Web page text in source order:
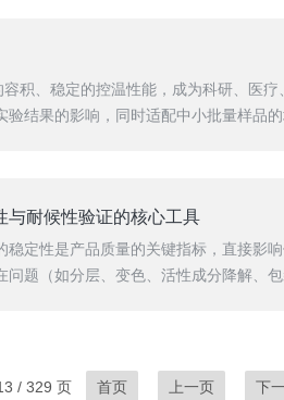
积、稳定的控温性能，成为科研、医
结果的影响，同时适配中小批量样品的
与耐候性验证的核心工具
定性是产品质量的关键指标，直接影
题（如分层、变色、活性成分降解、包
/ 329 页 首页 上一页 下